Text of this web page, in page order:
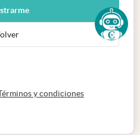
nueva pestañay condicionesabre en nueva